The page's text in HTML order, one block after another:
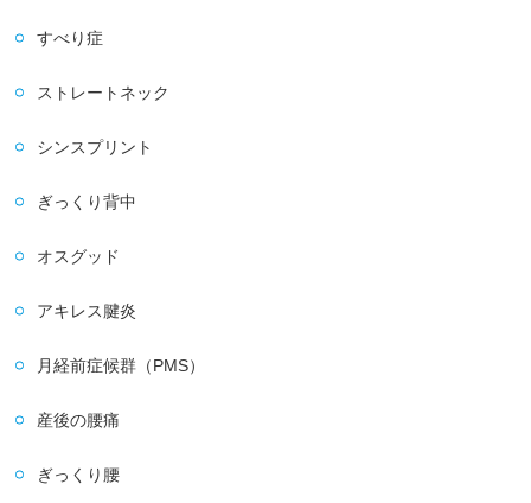
すべり症
ストレートネック
シンスプリント
ぎっくり背中
オスグッド
アキレス腱炎
月経前症候群（PMS）
産後の腰痛
ぎっくり腰